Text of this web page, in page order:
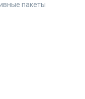
пакеты